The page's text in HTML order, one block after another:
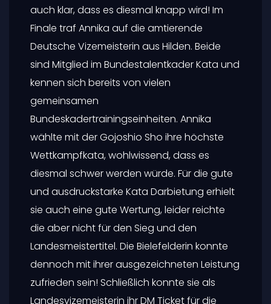
auch klar, dass es diesmal knapp wird! Im
Finale traf Annika auf die amtierende
Deutsche Vizemeisterin aus Hilden. Beide
sind Mitglied im Bundestalentkader Kata und
kennen sich bereits von vielen
gemeinsamen
Bundeskadertrainingseinheiten. Annika
wählte mit der Gojoshio Sho ihre höchste
Wettkampfkata, wohlwissend, dass es
diesmal schwer werden würde. Für die gute
und ausdruckstarke Kata Darbietung erhielt
sie auch eine gute Wertung, leider reichte
die aber nicht für den Sieg und den
Landesmeistertitel. Die Bielefelderin konnte
dennoch mit ihrer ausgezeichneten Leistung
zufrieden sein! Schließlich konnte sie als
Landesvizemeisterin ihr DM Ticket für die